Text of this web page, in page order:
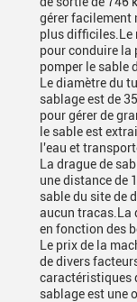
gérer facilement
plus difficiles.Le
pour conduire la
pomper le sable
Le diamètre du
sablage est de
pour gérer de
le sable est
l'eau et
La drague de
une distance de
sable du site de
aucun tracas.La
en fonction des
Le prix de la
de divers
caractéristiques
sablage est une